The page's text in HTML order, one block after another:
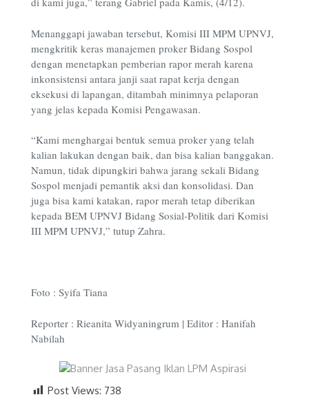
Menanggapi jawaban tersebut, Komisi III MPM UPNVJ,
mengkritik keras manajemen proker Bidang Sospol
dengan menetapkan pemberian rapor merah karena
inkonsistensi antara janji saat rapat kerja dengan
eksekusi di lapangan, ditambah minimnya pelaporan
yang jelas kepada Komisi Pengawasan.
“Kami menghargai bentuk semua proker yang telah
kalian lakukan dengan baik, dan bisa kalian banggakan.
Namun, tidak dipungkiri bahwa jarang sekali Bidang
Sospol menjadi pemantik aksi dan konsolidasi. Dan
juga bisa kami katakan, rapor merah tetap diberikan
kepada BEM UPNVJ Bidang Sosial-Politik dari Komisi
III MPM UPNVJ,” tutup Zahra.
Foto : Syifa Tiana
Reporter : Rieanita Widyaningrum | Editor : Hanifah
Nabilah
Post Views: 738